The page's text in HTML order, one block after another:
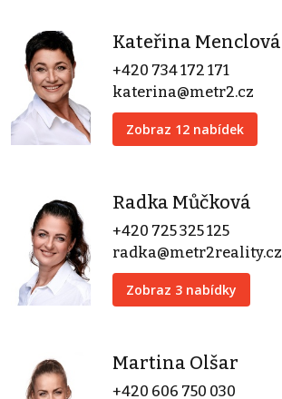
Kateřina Menclová
+420 734 172 171
katerina@metr2.cz
Zobraz 12 nabídek
Radka Můčková
+420 725 325 125
radka@metr2reality.cz
Zobraz 3 nabídky
Martina Olšar
+420 606 750 030